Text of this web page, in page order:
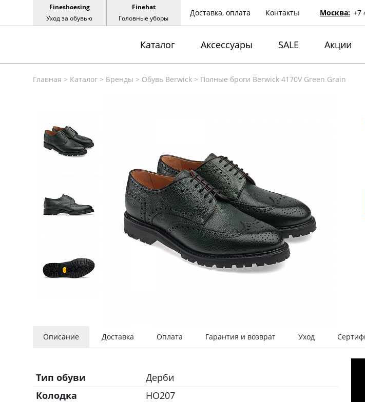
Fineshoesing
Уход за обувью
Finehat
Головные уборы
Доставка, оплата Контакты Москва: +7
Каталог Аксессуары SALE Акции
Главная > Каталог> Бренды > Обувь Berwick> Полные броги Berwick 4170V Green Grain
Описание Доставка Оплата Гарантия и возврат Уход
Тип обуви
Дерби
Колодка
HO207